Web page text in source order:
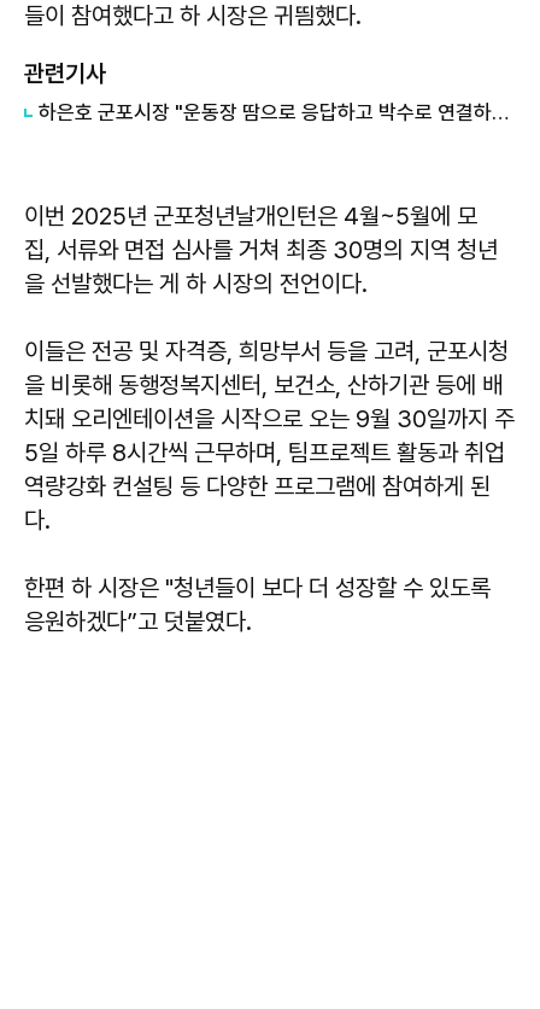
들이 참여했다고 하 시장은 귀띔했다.
관련기사
하은호 군포시장 "운동장 땀으로 응답하고 박수로 연결하는 공동체 무대"
이번 2025년 군포청년날개인턴은 4월~5월에 모
집, 서류와 면접 심사를 거쳐 최종 30명의 지역 청년
을 선발했다는 게 하 시장의 전언이다.
이들은 전공 및 자격증, 희망부서 등을 고려, 군포시청
을 비롯해 동행정복지센터, 보건소, 산하기관 등에 배
치돼 오리엔테이션을 시작으로 오는 9월 30일까지 주
5일 하루 8시간씩 근무하며, 팀프로젝트 활동과 취업
역량강화 컨설팅 등 다양한 프로그램에 참여하게 된
다.
한편 하 시장은 "청년들이 보다 더 성장할 수 있도록
응원하겠다”고 덧붙였다.